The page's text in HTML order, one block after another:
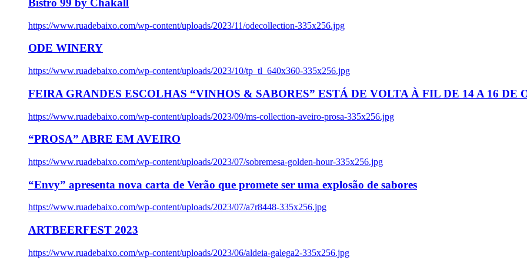
Bistro 99 by Chakall
https://www.ruadebaixo.com/wp-content/uploads/2023/11/odecollection-335x256.jpg
ODE WINERY
https://www.ruadebaixo.com/wp-content/uploads/2023/10/tp_tl_640x360-335x256.jpg
FEIRA GRANDES ESCOLHAS “VINHOS & SABORES” ESTÁ DE VOLTA À FIL DE 14 A 16 DE
https://www.ruadebaixo.com/wp-content/uploads/2023/09/ms-collection-aveiro-prosa-335x256.jpg
“PROSA” ABRE EM AVEIRO
https://www.ruadebaixo.com/wp-content/uploads/2023/07/sobremesa-golden-hour-335x256.jpg
“Envy” apresenta nova carta de Verão que promete ser uma explosão de sabores
https://www.ruadebaixo.com/wp-content/uploads/2023/07/a7r8448-335x256.jpg
ARTBEERFEST 2023
https://www.ruadebaixo.com/wp-content/uploads/2023/06/aldeia-galega2-335x256.jpg